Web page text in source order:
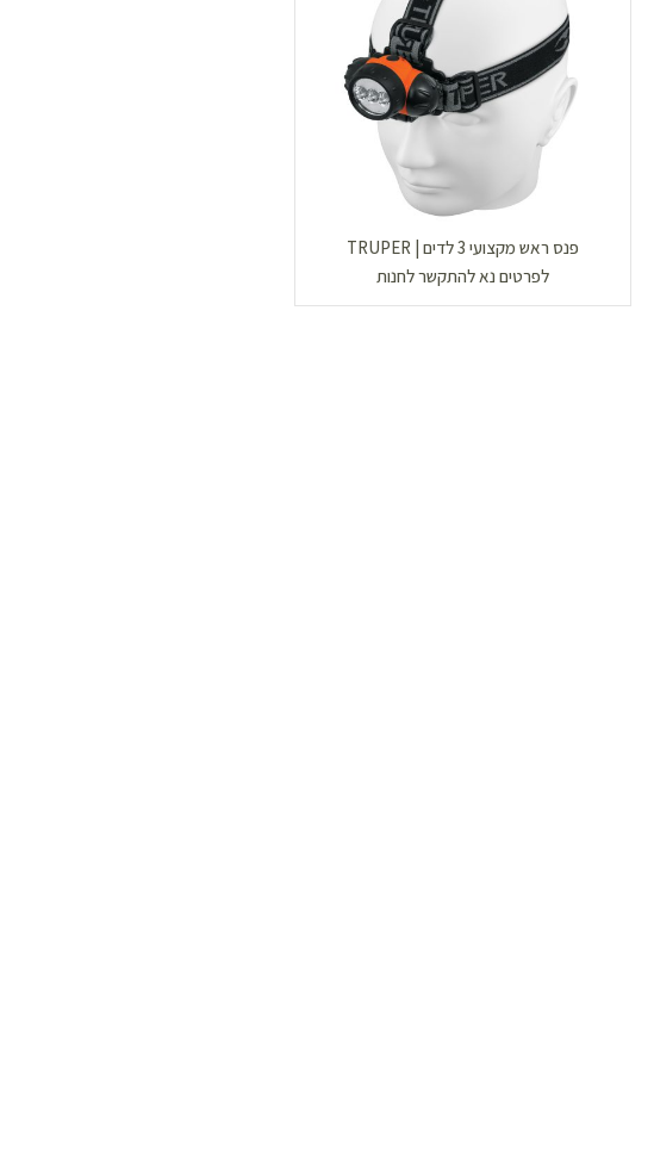
פנס ראש מקצועי 3 לדים | TRUPER
לפרטים נא להתקשר לחנות